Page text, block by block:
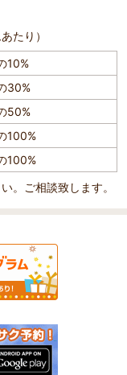
たり）
10%
30%
50%
100%
100%
。ご相談致します。